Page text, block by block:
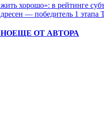
хорошо»: в рейтинге
— победитель 1 этапа
ЕЩЕ ОТ АВТОРА